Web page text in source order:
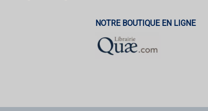
NOTRE BOUTIQUE EN LIGNE